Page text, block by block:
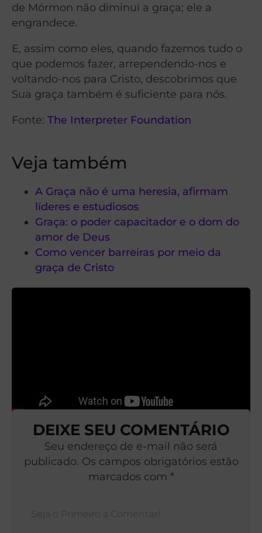
de Mórmon não diminui a graça; ele a
engrandece.
E, assim como eles, quando fazemos tudo o
que podemos fazer, arrependendo-nos e
voltando-nos para Cristo, descobrimos que
Sua graça também é suficiente para nós.
Fonte: The Interpreter Foundation
Veja também
A Graça não é uma heresia, afirmam
líderes e estudiosos
Graça: o poder capacitador e o dom do
amor de Deus
Como vencer barreiras por meio da
graça de Cristo
DEIXE SEU COMENTÁRIO
Seu endereço de e-mail não será
publicado. Os campos obrigatórios estão
marcados com *